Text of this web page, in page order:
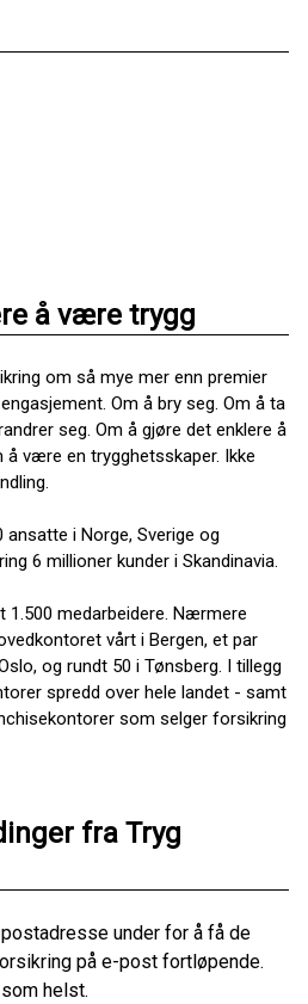
å være trygg
om så mye mer enn premier
Om å bry seg. Om å ta
seg. Om å gjøre det enklere å
være en trygghetsskaper. Ikke
ansatte i Norge, Sverige og
6 millioner kunder i Skandinavia.
1.500 medarbeidere. Nærmere
vårt i Bergen, et par
og rundt 50 i Tønsberg. I tillegg
spredd over hele landet - samt
som selger forsikring
fra Tryg
under for å få de
på e-post fortløpende.
helst.